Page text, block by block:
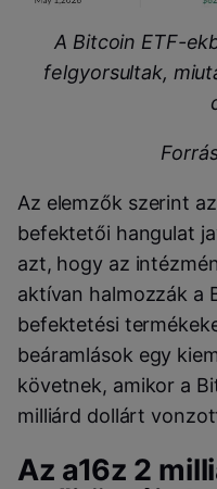
A Bitcoin ETF-
felgyorsultak,
Az elemzők szerint
befektetői hangulat
azt, hogy az
aktívan halmozzák a
befektetési
beáramlások egy
követnek, amikor a
milliárd dollárt
Az a16z 2